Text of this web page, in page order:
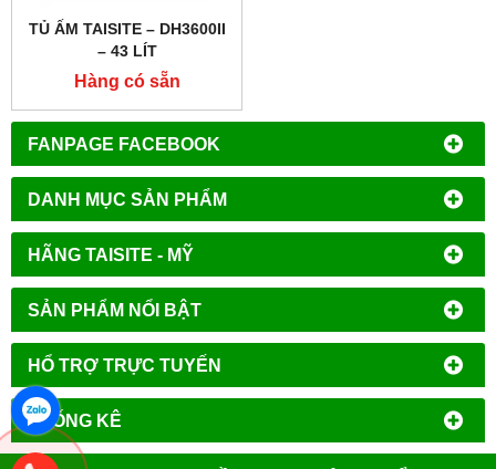
FANPAGE FACEBOOK
DANH MỤC SẢN PHẨM
HÃNG TAISITE - MỸ
SẢN PHẨM NỔI BẬT
HỔ TRỢ TRỰC TUYẾN
THỐNG KÊ
TỦ ẤM TAISITE – DH3600II
– 43 LÍT
Hàng có sẵn